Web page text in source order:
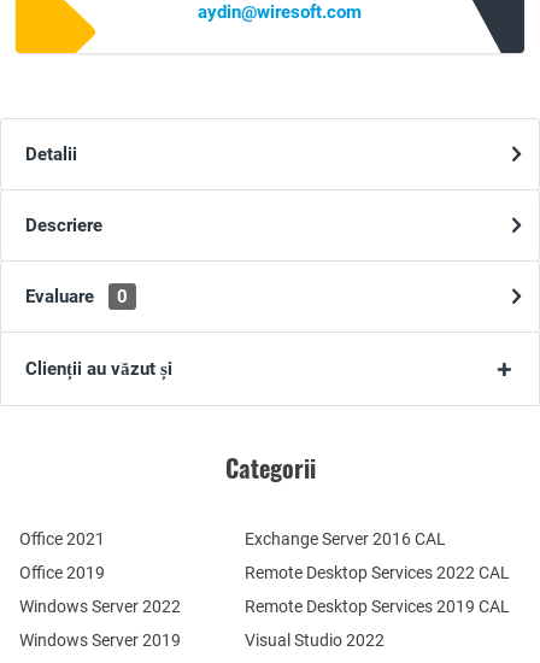
aydin@wiresoft.com
Detalii
Descriere
Evaluare 0
Clienții au văzut și
Categorii
Office 2021
Office 2019
Windows Server 2022
Windows Server 2019
Remote Desktop Services 2022 CAL
Remote Desktop Services 2019 CAL
Exchange Server 2016 CAL
Visual Studio 2022